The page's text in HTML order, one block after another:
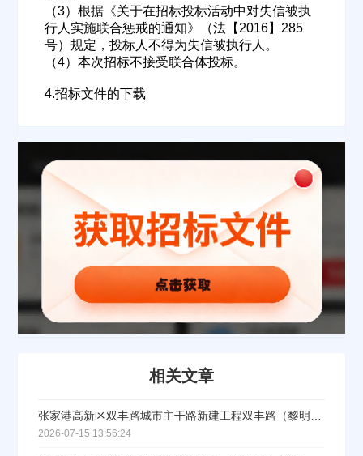
（3）根据《关于在招标投标活动中对失信被执
行人实施联合惩戒的通知》（法【2016】285
号）规定，投标人不得为失信被执行人。
（4）本次招标不接受联合体投标。
4.招标文件的下载
相关文章
张家港高新区双丰路城市主干路新建工程双丰路（黎明路-妙三路）施工招标公告
2026-07-15 13:56:24
填写联系电话后会有服务中心的工作人员给您致电！